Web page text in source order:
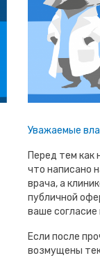
Уважаемые
Перед тем как
что написано
врача, а
публичной
ваше
Если после
возмущены